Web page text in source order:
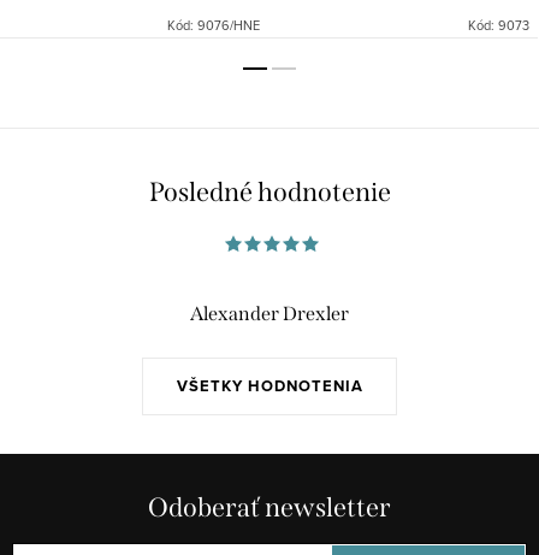
Kód: 9076/HNE Kód: 9073
Posledné hodnotenie
VŠETKY HODNOTENIA
Alexander Drexler
Odoberať newsletter